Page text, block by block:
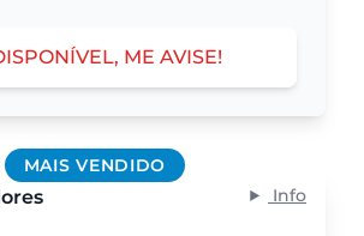
ME AVISE!
MAIS VENDIDO
Info